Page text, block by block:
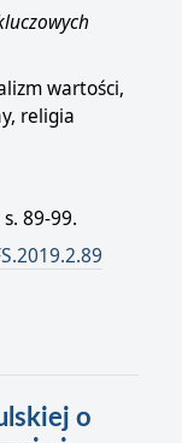
wartości,
religia
89-99.
o